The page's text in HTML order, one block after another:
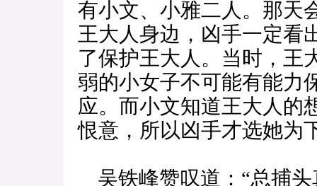
有小文、小雅二人。那天
王大人身边，凶手一定看
了保护王大人。当时，王
弱的小女子不可能有能力
应。而小文知道王大人的
恨意，所以凶手才选她为
吴铁峰赞叹道：“总捕